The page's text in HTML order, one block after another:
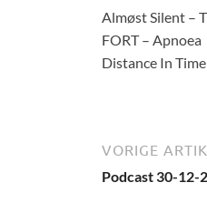
Almøst Silent –
FORT – Apnoea
Distance In
VORIGE
Podcast 30-12-